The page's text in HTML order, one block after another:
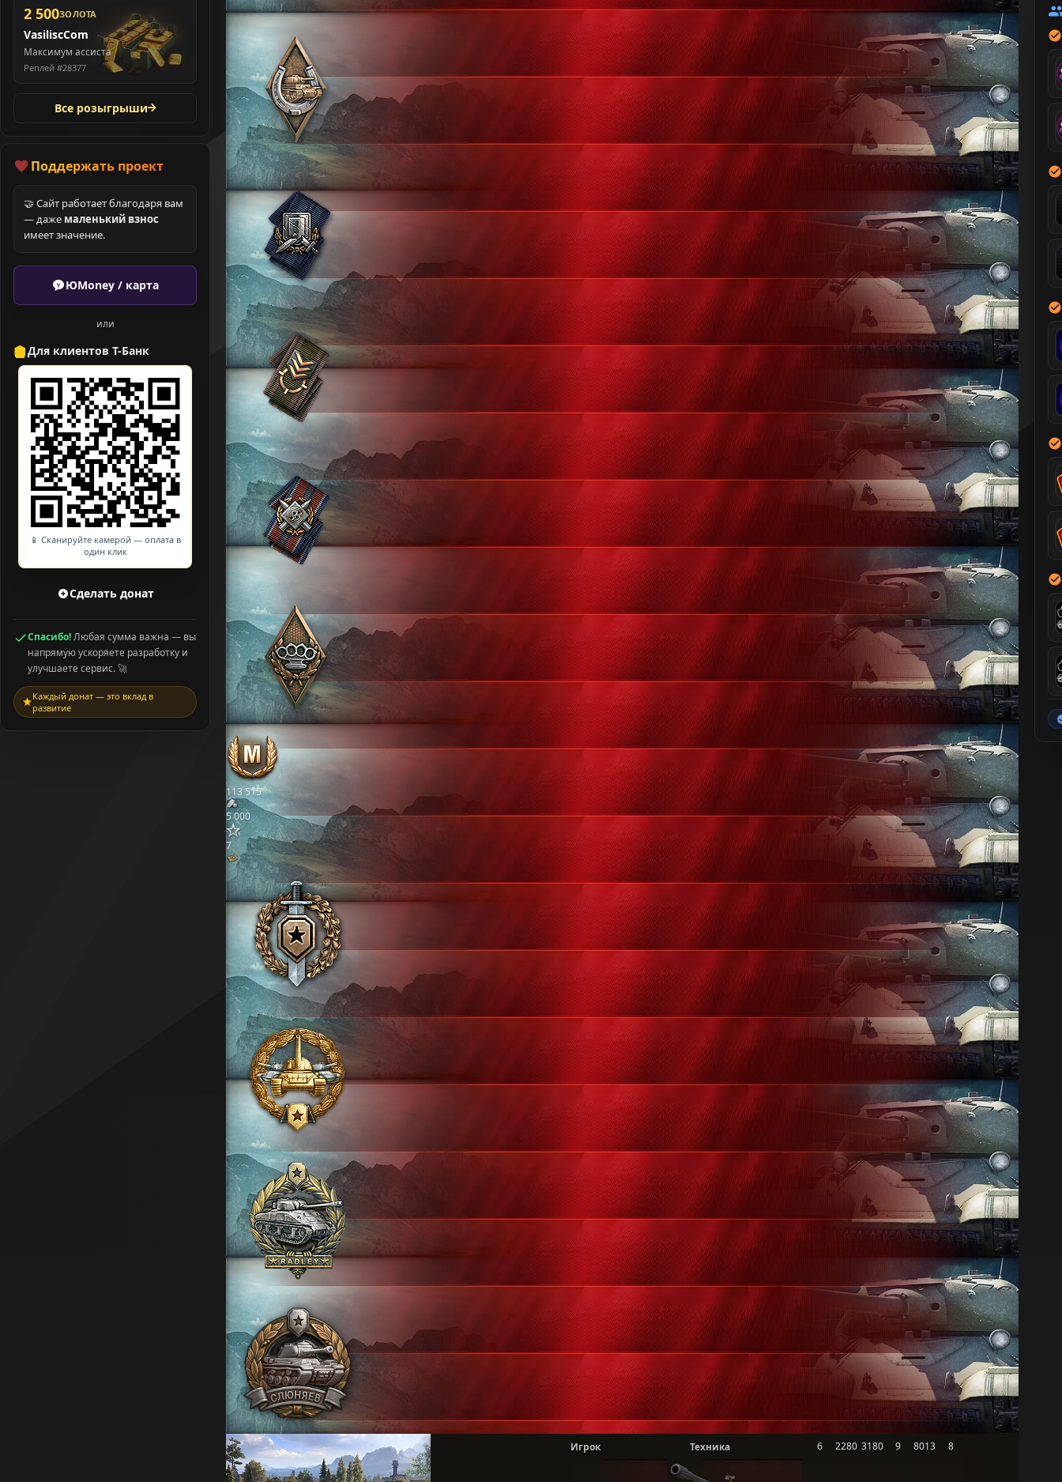
2 500ЗОЛОТА
VasiliscCom
Максимум ассиста
Реплей #28377
Все розыгрыши
Поддержать проект
🤝 Сайт работает благодаря вам
— даже маленький взнос
имеет значение.
ЮMoney / карта
или
Для клиентов Т-Банк
📱 Сканируйте камерой — оплата в
один клик
Сделать донат
Спасибо!Любая сумма важна — вы
напрямую ускоряете разработку и
улучшаете сервис. 🚀
Каждый донат — это вклад в
развитие
113 515
5 000
7
Игрок Техника 6 2280 3180 9 8013 8